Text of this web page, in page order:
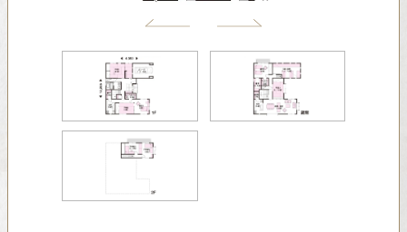
分譲住宅（建売・土地）検索
法人のお客さま
企業不動産活用（CRE）戦略
事業用リノベーション
ホテル・旅館リフォーム
分譲マンション開発事業
収益不動産・投資開発事業
建築再生事業
住まいるりんぐ（ロングサポート）
アフターメンテナンス
ミサワリフォーム
MISAWAについて
イベント情報
カタログ請求
住まいのご相談